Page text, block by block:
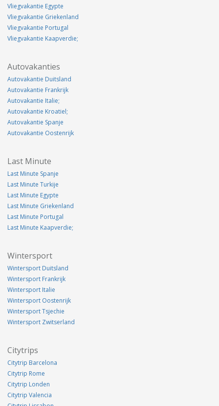
Vliegvakantie Egypte
Vliegvakantie Griekenland
Vliegvakantie Portugal
Vliegvakantie Kaapverdie;
Autovakanties
Autovakantie Duitsland
Autovakantie Frankrijk
Autovakantie Italie;
Autovakantie Kroatiel;
Autovakantie Spanje
Autovakantie Oostenrijk
Last Minute
Last Minute Spanje
Last Minute Turkije
Last Minute Egypte
Last Minute Griekenland
Last Minute Portugal
Last Minute Kaapverdie;
Wintersport
Wintersport Duitsland
Wintersport Frankrijk
Wintersport Italie
Wintersport Oostenrijk
Wintersport Tsjechie
Wintersport Zwitserland
Citytrips
Citytrip Barcelona
Citytrip Rome
Citytrip Londen
Citytrip Valencia